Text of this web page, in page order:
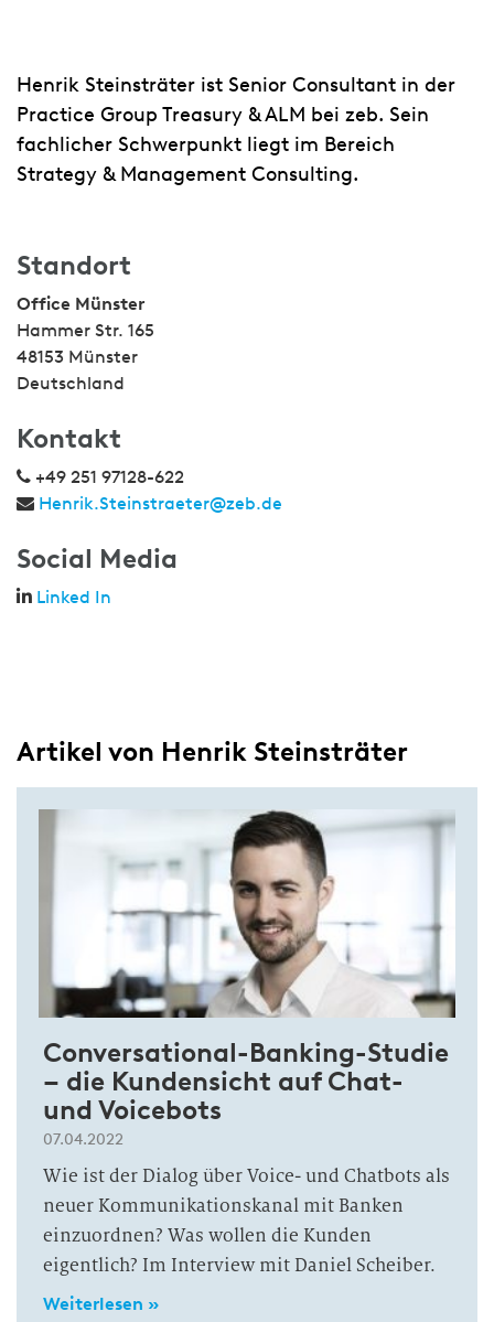
Henrik Steinsträter ist Senior Consultant in der
Practice Group Treasury & ALM bei zeb. Sein
fachlicher Schwerpunkt liegt im Bereich
Strategy & Management Consulting.
Standort
Office Münster
Hammer Str. 165
48153 Münster
Deutschland
Kontakt
+49 251 97128-622
Henrik.Steinstraeter@zeb.de
Social Media
Linked In
Artikel von Henrik Steinsträter
Conversational-Banking-Studie
– die Kundensicht auf Chat-
und Voicebots
07.04.2022
Wie ist der Dialog über Voice- und Chatbots als
neuer Kommunikationskanal mit Banken
einzuordnen? Was wollen die Kunden
eigentlich? Im Interview mit Daniel Scheiber.
Weiterlesen »